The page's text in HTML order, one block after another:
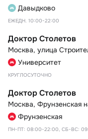
Давыдково
ЕЖЕДН. 10:00-22:00
Доктор Столетов
Москва, улица
Университет
КРУГЛОСУТОЧНО
Доктор Столетов
Москва, Фрунзенская
Фрунзенская
ПН-ПТ: 08:00-22:00, СБ-ВС: